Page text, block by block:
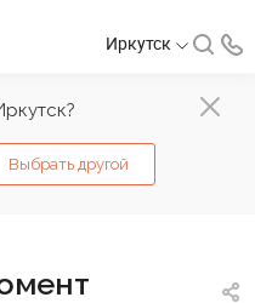
Выбрать другой
Иркутск